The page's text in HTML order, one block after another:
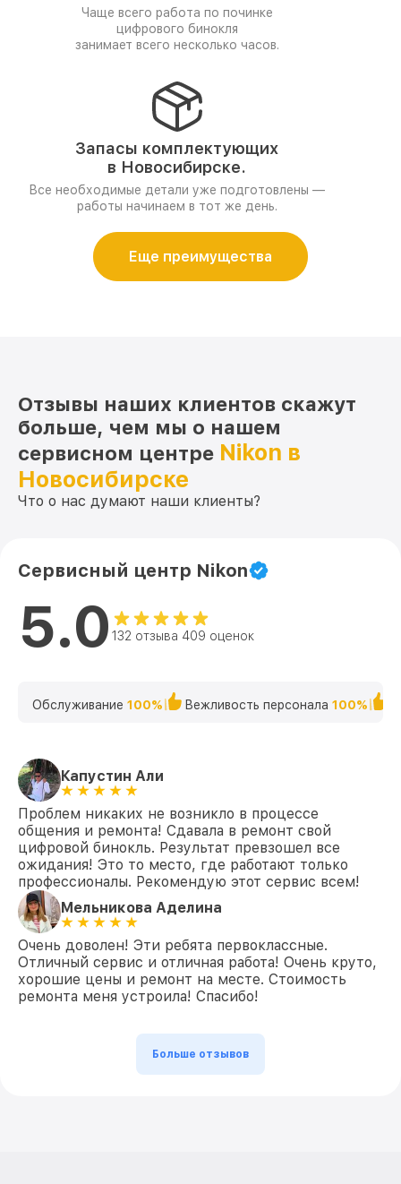
Чаще всего работа по починке
цифрового бинокля
занимает всего несколько часов.
Запасы комплектующих
в Новосибирске.
Все необходимые детали уже подготовлены —
работы начинаем в тот же день.
Еще преимущества
Отзывы наших клиентов скажут
больше, чем мы о нашем
сервисном центре Nikon в
Новосибирске
Что о нас думают наши клиенты?
Сервисный центр Nikon
5.0 132 отзыва 409 оценок
Обслуживание 100% Вежливость персонала 100%
Капустин Али
Проблем никаких не возникло в процессе
общения и ремонта! Сдавала в ремонт свой
цифровой бинокль. Результат превзошел все
ожидания! Это то место, где работают только
профессионалы. Рекомендую этот сервис всем!
Мельникова Аделина
Очень доволен! Эти ребята первоклассные.
Отличный сервис и отличная работа! Очень круто,
хорошие цены и ремонт на месте. Стоимость
ремонта меня устроила! Спасибо!
Больше отзывов